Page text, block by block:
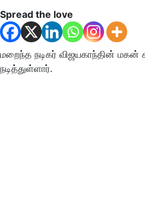
Spread the love
மறைந்த நடிகர் விஜயகாந்தின்
நடித்துள்ளார்.